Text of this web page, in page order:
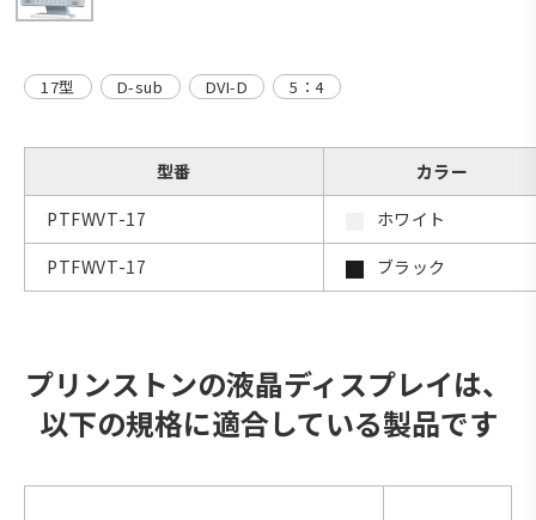
17型 D-sub DVI-D 5：4
型番
カラー
PTFWVT-17
ホワイト
PTFWVT-17
ブラック
プリンストンの液晶ディスプレイは、
以下の規格に適合している製品です